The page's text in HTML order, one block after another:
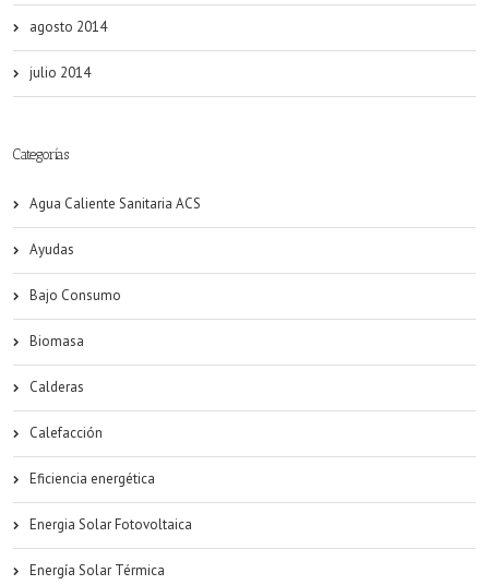
agosto 2014
julio 2014
Categorías
Agua Caliente Sanitaria ACS
Ayudas
Bajo Consumo
Biomasa
Calderas
Calefacción
Eficiencia energética
Energia Solar Fotovoltaica
Energía Solar Térmica